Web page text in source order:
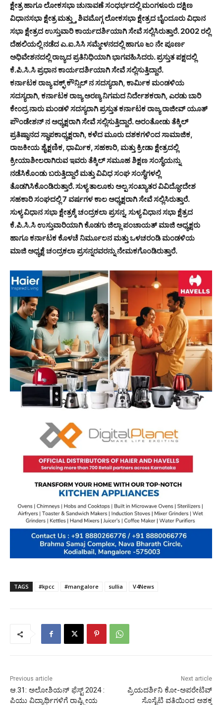
ಕ್ಷೇತ್ರ ಹಾಗೂ ಲೋಕಸಭಾ ಚುನಾವಣೆ ಸಂಧರ್ಭದಲ್ಲಿ ಮಂಗಳೂರು ದಕ್ಷಿಣ
ವಿಧಾನಸಭಾ ಕ್ಷೇತ್ರ ಮತ್ತ್ತು ಶಿವಮೊಗ್ಗ ಲೋಕಸಭಾ ಕ್ಷೇತ್ರದ ಬೈಂದೂರು ವಿಧಾನ
ಸಭಾ ಕ್ಷೇತ್ರದ ಉಸ್ತುವಾರಿ ಕಾರ್ಯದರ್ಶಿಯಾಗಿ ಸೇವೆ ಸಲ್ಲಿಸಿರುತ್ತಾರೆ. 2002 ರಲ್ಲಿ
ದೆಹಲಿಯಲ್ಲಿ ನಡೆದ ಎ.ಐ.ಸಿಸಿ ಸಮ್ಮೇಳನದಲ್ಲಿ ಹಾಗೂ ೬೦ ನೇ ಪೂರ್ಣ
ಅಧಿವೇಶನದಲ್ಲಿ ರಾಜ್ಯದ ಪ್ರತಿನಿಧಿಯಾಗಿ ಭಾಗವಹಿಸಿದರು. ಪ್ರಸ್ತುತ ಪಕ್ಷದಲ್ಲಿ
ಕೆ.ಪಿ.ಸಿ.ಸಿ ಪ್ರಧಾನ ಕಾರ್ಯದರ್ಶಿಯಾಗಿ ಸೇವೆ ಸಲ್ಲಿಸುತ್ತಿದ್ದಾರೆ.
ಕರ್ನಾಟಕ ರಾಜ್ಯ ವಕ್ಫ್ ಕೌನ್ಸಿಲ್ ನ ಸದಸ್ಯರಾಗಿ, ಕಾರ್ಮಿಕ ಮಂಡಳಿಯ
ಸದಸ್ಯರಾಗಿ, ಕರ್ನಾಟಕ ರಾಜ್ಯ ಅರಣ್ಯ ನಿಗಮದ ನಿರ್ದೇಶಕರಾಗಿ, ಎರಡು ಬಾರಿ
ಕೇಂದ್ರ ನಾರು ಮಂಡಳಿ ಸದಸ್ಯರಾಗಿ ಪ್ರಸ್ತುತ ಕರ್ನಾಟಕ ರಾಜ್ಯ ರಾಜೀವ್ ಯೂತ್
ಪೌಂಡೇಶನ್ ನ ಅಧ್ಯಕ್ಷರಾಗಿ ಸೇವೆ ಸಲ್ಲಿಸುತ್ತಿದ್ದಾರೆ. ಅರಂತೋಡು ತೆಕ್ಕಿಲ್
ಪ್ರತಿಷ್ಠಾನದ ಸ್ಥಾಪಕಾಧ್ಯಕ್ಷರಾಗಿ, ಕಳೆದ ಮೂರು ದಶಕಗಳಿಂದ ಸಾಮಾಜಿಕ,
ರಾಜಕೀಯ ಶೈಕ್ಷಣಿಕ, ಧಾರ್ಮಿಕ, ಸಹಕಾರಿ, ಮತ್ತು ಕ್ರೀಡಾ ಕ್ಷೇತ್ರದಲ್ಲಿ
ಕ್ರೀಯಾಶೀಲರಾಗಿರುವ ಇವರು ತೆಕ್ಕಿಲ್ ಸಮೂಹ ಶಿಕ್ಷಣ ಸಂಸ್ಥೆಯನ್ನು
ನಡೆಸಿಕೊಂಡು ಬರುತ್ತಿದ್ದಾರೆ ಮತ್ತು ವಿವಿಧ ಸಂಘ ಸಂಸ್ಥೆಗಳಲ್ಲಿ
ತೊಡಗಿಸಿಕೊಂಡಿರುತ್ತಾರೆ. ಸುಳ್ಯ ತಾಲೂಕು ಅಲ್ಪ ಸಂಖ್ಯಾತರ ವಿವಿದ್ಧೋದೇಶ
ಸಹಕಾರಿ ಸಂಘದಲ್ಲಿ 7 ವರ್ಷಗಳ ಕಾಲ ಅಧ್ಯಕ್ಷರಾಗಿ ಸೇವೆ ಸಲ್ಲಿಸಿರುತ್ತಾರೆ.
ಸುಳ್ಯ ವಿಧಾನ ಸಭಾ ಕ್ಷೇತ್ರಕ್ಕೆ ಚಂದ್ರಕಲಾ ಪ್ರಸನ್ನ, ಸುಳ್ಯ ವಿಧಾನ ಸಭಾ ಕ್ಷೆತ್ರದ
ಕೆ.ಪಿ.ಸಿ.ಸಿ ಉಸ್ತುವಾರಿಯಾಗಿ ಕೊಡಗು ಜಿಲ್ಲಾ ಪಂಚಾಯತ್ ಮಾಜಿ ಅಧ್ಯಕ್ಷರು
ಹಾಗೂ ಕರ್ನಾಟಕ ಕೊಳಚೆ ನಿರ್ಮೂಲನ ಮತ್ತು ಒಳಚರಂಡಿ ಮಂಡಳಿಯ
ಮಾಜಿ ಅಧ್ಯಕ್ಷೆ ಚಂದ್ರಕಲಾ ಪ್ರಸನ್ನರವರನ್ನು ನೇಮಕಗೊಂಡಿರುತ್ತಾರೆ.
TAGS #kpcc #mangalore sullia V4News
Previous article
ಆ.31: ಅಲೋಶಿಯನ್ ಫೆಸ್ಟ್ 2024 :
ಪಿಯು ವಿದ್ಯಾರ್ಥಿಗಳಿಗೆ ರಾಷ್ಟ್ರೀಯ
Next article
ಪ್ರಿಯದರ್ಶಿನಿ ಕೋ-ಅಪರೇಟಿವ್
ಸೊಸೈಟಿ ವತಿಯಿಂದ ಅಶಕ್ತ